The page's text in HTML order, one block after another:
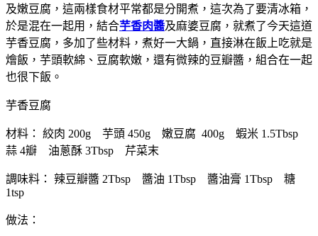
及嫩豆腐，這兩樣食材平常都是分開煮，這次為了要清冰箱，
於是混在一起用，結合芋香肉醬及麻婆豆腐，就煮了今天這道
芋香豆腐，多加了些材料，煮好一大鍋，直接淋在飯上吃就是
燴飯，芋頭軟綿、豆腐軟嫩，還有微辣的豆瓣醬，組合在一起
也很下飯。
芋香豆腐
材料： 絞肉 200g 芋頭 450g 嫩豆腐 400g 蝦米 1.5Tbsp
蒜 4瓣 油蔥酥 3Tbsp 芹菜末
調味料： 辣豆瓣醬 2Tbsp 醬油 1Tbsp 醬油膏 1Tbsp 糖
1tsp
做法：